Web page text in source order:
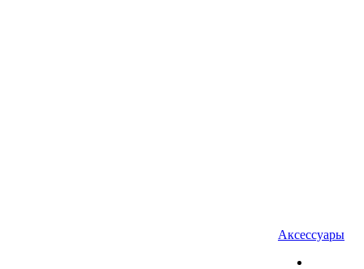
Аксессуары